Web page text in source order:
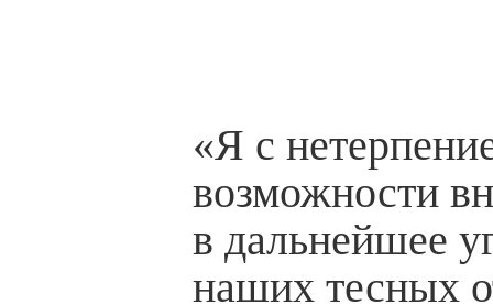
«Я с
возможности
в дальнейшее
наших тесных